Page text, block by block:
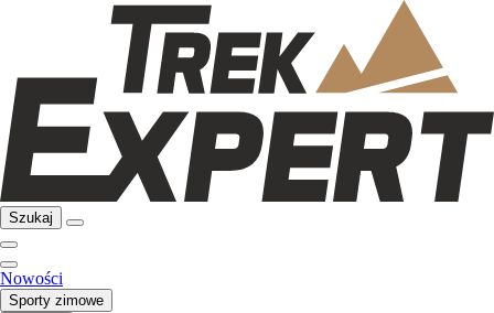
Szukaj
Nowości
Sporty zimowe